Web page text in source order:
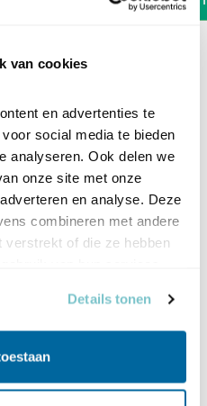
van cookies
en advertenties te
social media te bieden
analyseren. Ook delen we
onze site met onze
en analyse. Deze
combineren met andere
verstrekt of die ze hebben
Details tonen